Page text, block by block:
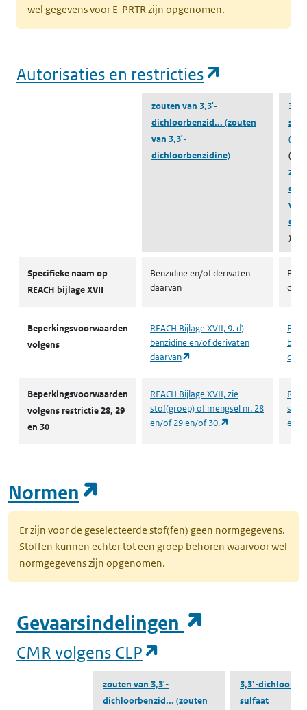
wel gegevens voor E-PRTR zijn opgenomen.
Autorisaties en restricties
zouten van 3,3'-
dichloorbenzid... (zouten
van 3,3'-
dichloorbenzidine)
van
)
Specifieke naam op
REACH bijlage XVII
Benzidine en/of derivaten
daarvan
Beperkingsvoorwaarden
volgens
REACH Bijlage XVII, 9. d)
benzidine en/of derivaten
daarvan
(opent in een nieuw tabblad)
Beperkingsvoorwaarden
volgens restrictie 28, 29
en 30
REACH Bijlage XVII, zie
stof(groep) of mengsel nr. 28
en/of 29 en/of 30.
(opent in een en/
Normen
Er zijn voor de geselecteerde stof(fen) geen normgegevens.
Stoffen kunnen echter tot een groep behoren waarvoor wel
normgegevens zijn opgenomen.
Gevaarsindelingen
CMR volgens CLP
zouten van 3,3'-
dichloorbenzid... (zouten
3,3’-
sulfaat